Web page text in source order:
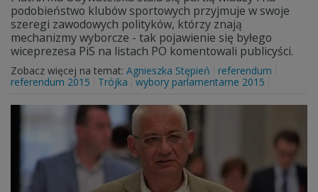
podobieństwo klubów sportowych przyjmuje w swoje
szeregi zawodowych polityków, którzy znają
mechanizmy wyborcze - tak pojawienie się byłego
wiceprezesa PiS na listach PO komentowali publicyści.
Zobacz więcej na temat: Agnieszka Stępień
referendum
referendum 2015
Trójka wybory parlamentarne 2015